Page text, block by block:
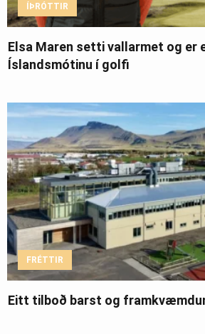
ÍÞRÓTTIR
Elsa Maren setti vallarmet og er
Íslandsmótinu í golfi
FRÉTTIR
Eitt tilboð barst og